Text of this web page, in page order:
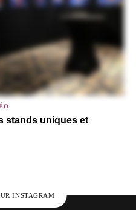
stands uniques et
INSTAGRAM